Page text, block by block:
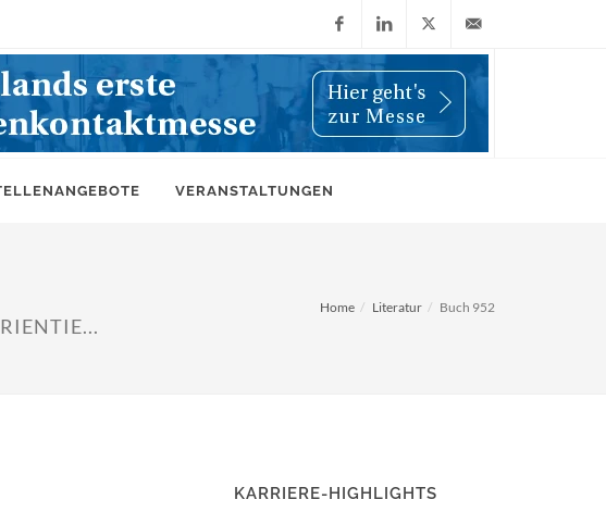
FacebookLinkedIn
X
(Twitter)
info@wiwi-
VERANSTALTUNGEN
Home Literatur Buch 952
KARRIERE-HIGHLIGHTS